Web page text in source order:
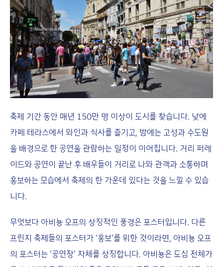
축제 기간 동안 매년 150만 명 이상이 도시를 찾습니다. 낮에
카페 테라스에서 와인과 식사를 즐기고, 밤에는 고성과 수도원
을 배경으로 한 공연을 관람하는 일정이 이어집니다. 거리 퍼레
이드와 공연이 끝난 후 배우들이 거리로 나와 관객과 소통하며
홍보하는 모습에서 축제의 한 가운데 있다는 것을 느낄 수 있습
니다.
무엇보다 아비뇽 오프의 상징적인 풍경은 포스터입니다. 다른
프린지 축제들의 포스터가 ‘홍보’를 위한 것이라면, 아비뇽 오프
의 포스터는 ‘공연장’ 자체를 상징합니다. 아비뇽은 도심 전체가